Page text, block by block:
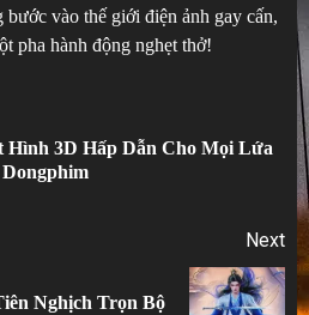
vào thế giới điện ảnh gay cấn,
pha hành động nghẹt thở!
Hình 3D Hấp Dẫn Cho Mọi Lứa
Next
Nghịch Trọn Bộ